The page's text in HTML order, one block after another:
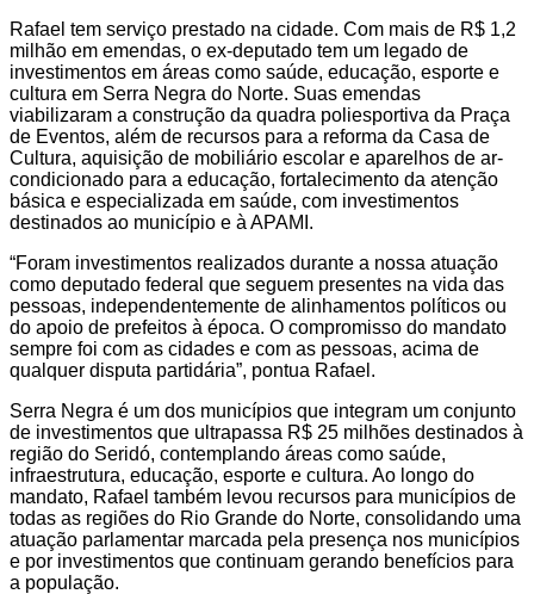
Rafael tem serviço prestado na cidade. Com mais de R$ 1,2
milhão em emendas, o ex-deputado tem um legado de
investimentos em áreas como saúde, educação, esporte e
cultura em Serra Negra do Norte. Suas emendas
viabilizaram a construção da quadra poliesportiva da Praça
de Eventos, além de recursos para a reforma da Casa de
Cultura, aquisição de mobiliário escolar e aparelhos de ar-
condicionado para a educação, fortalecimento da atenção
básica e especializada em saúde, com investimentos
destinados ao município e à APAMI.
“Foram investimentos realizados durante a nossa atuação
como deputado federal que seguem presentes na vida das
pessoas, independentemente de alinhamentos políticos ou
do apoio de prefeitos à época. O compromisso do mandato
sempre foi com as cidades e com as pessoas, acima de
qualquer disputa partidária”, pontua Rafael.
Serra Negra é um dos municípios que integram um conjunto
de investimentos que ultrapassa R$ 25 milhões destinados à
região do Seridó, contemplando áreas como saúde,
infraestrutura, educação, esporte e cultura. Ao longo do
mandato, Rafael também levou recursos para municípios de
todas as regiões do Rio Grande do Norte, consolidando uma
atuação parlamentar marcada pela presença nos municípios
e por investimentos que continuam gerando benefícios para
a população.